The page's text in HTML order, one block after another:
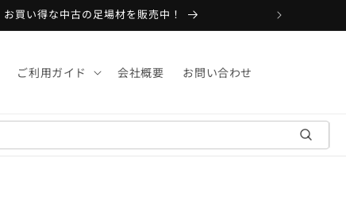
お買い得な中古の足場材を販売中！
ご利用ガイド 会社概要 お問い合わせ